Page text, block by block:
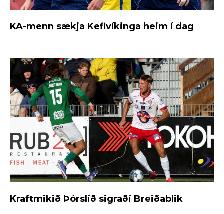
KA-menn sækja Keflvíkinga heim í dag
Kraftmikið Þórslið sigraði Breiðablik